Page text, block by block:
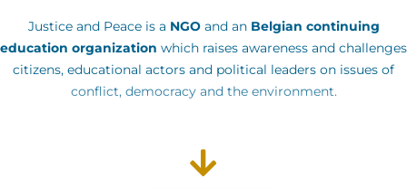
Justice and Peace is a NGOand an Belgian continuing
education organization which raises awareness and challenges
citizens, educational actors and political leaders on issues of
conflict, democracy and the environment.